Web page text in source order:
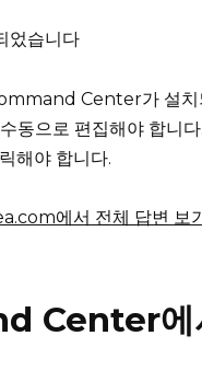
었습니다
Center가 설
동으로 편집해야 합니다.
해야 합니다.
에서 전체 답변 보
Center에